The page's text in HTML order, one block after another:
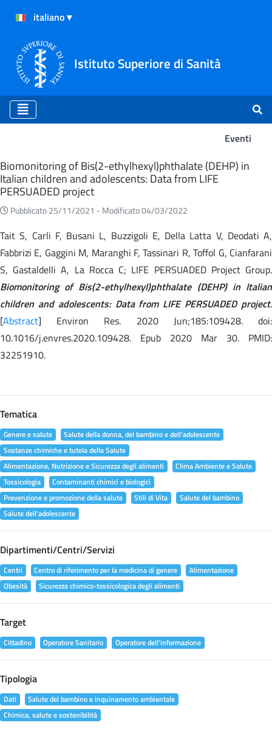
Istituto Superiore di Sanità
Eventi
Eventi
Biomonitoring of Bis(2-ethylhexyl)phthalate (DEHP) in
Italian children and adolescents: Data from LIFE
PERSUADED project
Pubblicato 25/11/2021 - Modificato 04/03/2022
Tait S, Carli F, Busani L, Buzzigoli E, Della Latta V, Deodati A,
Fabbrizi E, Gaggini M, Maranghi F, Tassinari R, Toffol G, Cianfarani
S, Gastaldelli A, La Rocca C; LIFE PERSUADED Project Group.
Biomonitoring of Bis(2-ethylhexyl)phthalate (DEHP) in Italian
children and adolescents: Data from LIFE PERSUADED project.
[Abstract] Environ Res. 2020 Jun;185:109428. doi:
10.1016/j.envres.2020.109428. Epub 2020 Mar 30. PMID:
32251910.
Tematica
Genere e salute
Salute della donna, del bambino e dell'adolescente
Sostanze chimiche e tutela della Salute
Alimentazione, Nutrizione e Sicurezza degli alimenti
Clima Ambiente e Salute
Tossicologia
Contaminanti chimici e biologici
Prevenzione e promozione della salute
Stili di Vita
Salute del bambino
Salute dell'adolescente
Dipartimenti/Centri/Servizi
Centri Centro di riferimento per la medicina di genere
Alimentazione
Obesità
Sicurezza chimico-tossicologica degli alimenti
Target
Cittadino Operatore Sanitario Operatore dell'informazione
Tipologia
Dati
Salute del bambino e inquinamento ambientale
Chimica, salute e sostenibilità